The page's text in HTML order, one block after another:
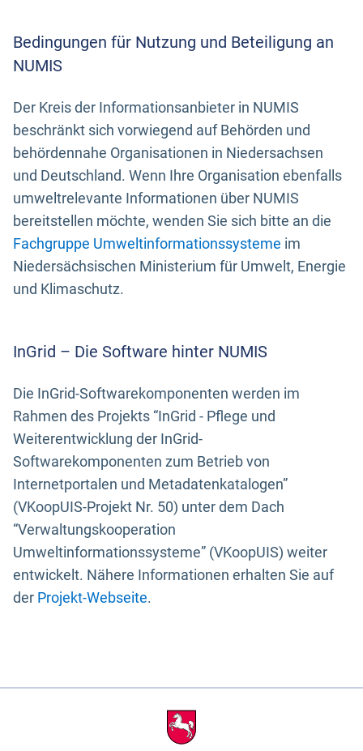
Bedingungen für Nutzung und Beteiligung an
NUMIS
Der Kreis der Informationsanbieter in NUMIS
beschränkt sich vorwiegend auf Behörden und
behördennahe Organisationen in Niedersachsen
und Deutschland. Wenn Ihre Organisation ebenfalls
umweltrelevante Informationen über NUMIS
bereitstellen möchte, wenden Sie sich bitte an die
Fachgruppe Umweltinformationssysteme im
Niedersächsischen Ministerium für Umwelt, Energie
und Klimaschutz.
InGrid – Die Software hinter NUMIS
Die InGrid-Softwarekomponenten werden im
Rahmen des Projekts “InGrid - Pflege und
Weiterentwicklung der InGrid-
Softwarekomponenten zum Betrieb von
Internetportalen und Metadatenkatalogen”
(VKoopUIS-Projekt Nr. 50) unter dem Dach
“Verwaltungskooperation
Umweltinformationssysteme” (VKoopUIS) weiter
entwickelt. Nähere Informationen erhalten Sie auf
der Projekt-Webseite.